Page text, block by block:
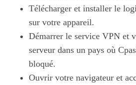
Télécharger et installer le
sur votre appareil.
Démarrer le service VPN et
serveur dans un pays où
bloqué.
Ouvrir votre navigateur et